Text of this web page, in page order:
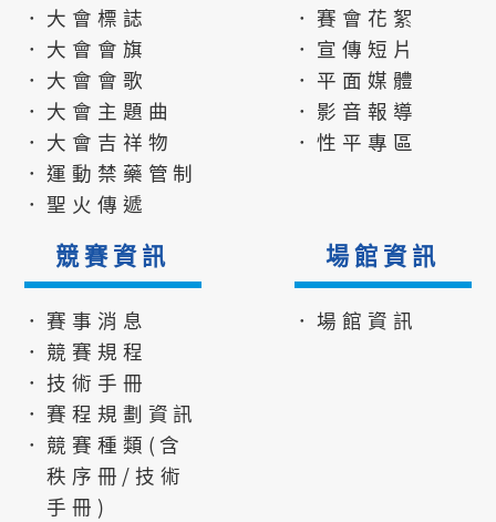
．大會標誌
．大會會旗
．大會會歌
．大會主題曲
．大會吉祥物
．運動禁藥管制
．聖火傳遞
．賽會花絮
．宣傳短片
．平面媒體
．影音報導
．性平專區
競賽資訊
．賽事消息
．競賽規程
．技術手冊
．賽程規劃資訊
．競賽種類(含
秩序冊/技術
手冊)
場館資訊
．場館資訊